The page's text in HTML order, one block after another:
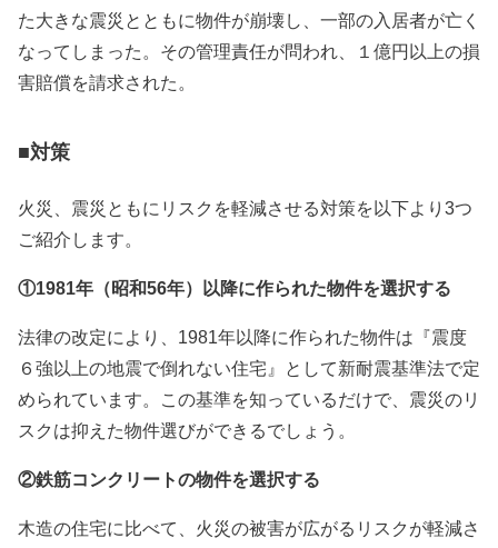
た大きな震災とともに物件が崩壊し、一部の入居者が亡く
なってしまった。その管理責任が問われ、１億円以上の損
害賠償を請求された。
■対策
火災、震災ともにリスクを軽減させる対策を以下より 3つ
ご紹介します。
①1981年（昭和56年）以降に作られた物件を選択する
法律の改定により、 1981年以降に作られた物件は『震度
６強以上の地震で倒れない住宅』として新耐震基準法で定
められています。この基準を知っているだけで、震災のリ
スクは抑えた物件選びができるでしょう。
②鉄筋コンクリートの物件を選択する
木造の住宅に比べて、火災の被害が広がるリスクが軽減さ